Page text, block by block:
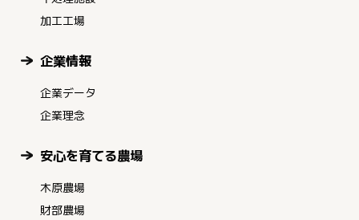
加工工場
企業情報
企業データ
企業理念
安心を育てる農場
木原農場
財部農場